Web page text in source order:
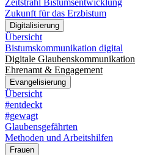
Zeitstrahl Bistumsentwicklung
Zukunft für das Erzbistum
Digitalisierung
Übersicht
Bistumskommunikation digital
Digitale Glaubenskommunikation
Ehrenamt & Engagement
Evangelisierung
Übersicht
#entdeckt
#gewagt
Glaubensgefährten
Methoden und Arbeitshilfen
Frauen